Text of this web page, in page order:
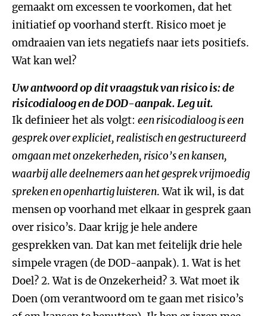
gemaakt om excessen te voorkomen, dat het
initiatief op voorhand sterft. Risico moet je
omdraaien van iets negatiefs naar iets positiefs.
Wat kan wel?
Uw antwoord op dit vraagstuk van risico is: de
risicodialoog en de DOD-aanpak. Leg uit.
Ik definieer het als volgt: een risicodialoog is een
gesprek over expliciet, realistisch en gestructureerd
omgaan met onzekerheden, risico’s en kansen,
waarbij alle deelnemers aan het gesprek vrijmoedig
spreken en openhartig luisteren. Wat ik wil, is dat
mensen op voorhand met elkaar in gesprek gaan
over risico’s. Daar krijg je hele andere
gesprekken van. Dat kan met feitelijk drie hele
simpele vragen (de DOD-aanpak). 1. Wat is het
Doel? 2. Wat is de Onzekerheid? 3. Wat moet ik
Doen (om verantwoord om te gaan met risico’s